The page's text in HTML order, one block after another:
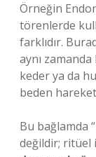
Örneğin
törenlerde
farklıdır.
aynı
keder ya da
beden
Bu bağlamda
değildir; ritüel